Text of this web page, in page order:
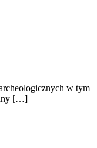
w tym
[…]